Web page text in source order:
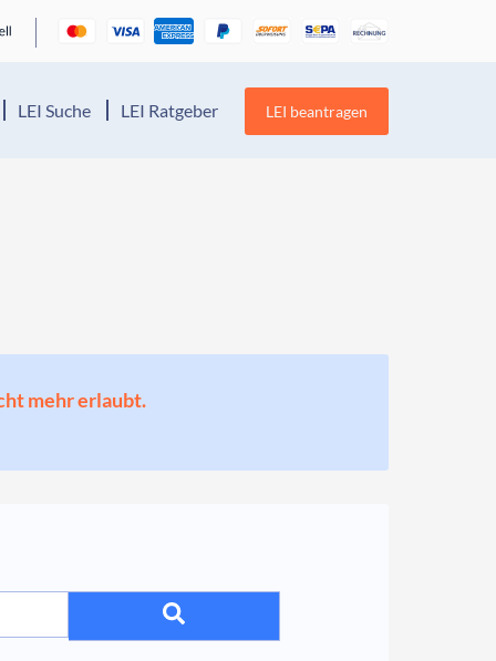
LEI Suche LEI Ratgeber LEI beantragen
mehr erlaubt.